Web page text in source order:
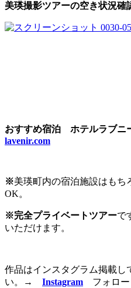
美瑛撮影ツアーの空き状況確
おすすめ宿泊 ホテルラブ
lavenir.com
※美瑛町内の宿泊施設はもち
OK。
※完全プライベートツアーで
いただけます。
作品はインスタグラム掲載し
い。
→ Instagram フォロー